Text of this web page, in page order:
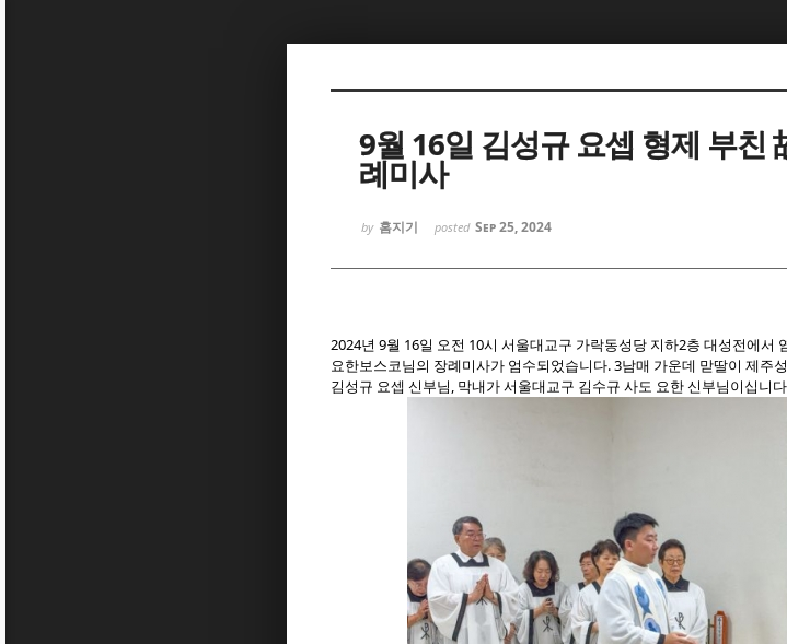
9월 16일 김성규 요셉 형제 부친
례미사
by 홈지기 posted Sep 25, 2024
2024년 9월 16일 오전 10시 서울대교구 가락동성당 지하2층 대성전에서
요한보스코님의 장례미사가 엄수되었습니다. 3남매 가운데 맏딸이 제주
김성규 요셉 신부님, 막내가 서울대교구 김수규 사도 요한 신부님이십니
Sketchbook5, 스케치북5
Sketchbook5, 스케치북5
Sketchbook5, 스케치북5
Sketchbook5, 스케치북5